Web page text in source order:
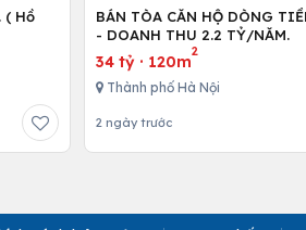
( Hồ
BÁN TÒA CĂN HỘ DÒNG
- DOANH THU 2.2 TỶ/NĂM.
34 tỷ· 120m
2
Thành phố Hà Nội
2 ngày trước